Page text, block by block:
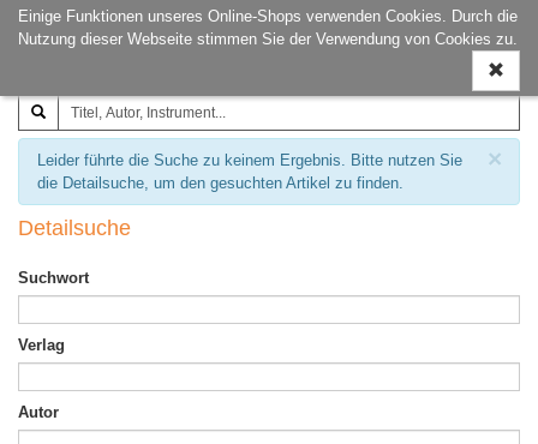
Einige Funktionen unseres Online-Shops verwenden Cookies. Durch die
Nutzung dieser Webseite stimmen Sie der Verwendung von Cookies zu.
ein-/
Joachim‐Trekel‐Musikverlag,
Hamburg
×
Leider führte die Suche zu keinem Ergebnis. Bitte nutzen Sie
die Detailsuche, um den gesuchten Artikel zu finden.
Detailsuche
Suchwort
Verlag
Autor